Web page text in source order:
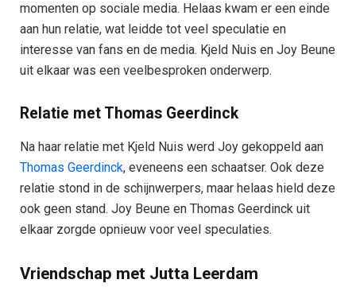
momenten op sociale media. Helaas kwam er een einde
aan hun relatie, wat leidde tot veel speculatie en
interesse van fans en de media. Kjeld Nuis en Joy Beune
uit elkaar was een veelbesproken onderwerp.
Relatie met Thomas Geerdinck
Na haar relatie met Kjeld Nuis werd Joy gekoppeld aan
Thomas Geerdinck, eveneens een schaatser. Ook deze
relatie stond in de schijnwerpers, maar helaas hield deze
ook geen stand. Joy Beune en Thomas Geerdinck uit
elkaar zorgde opnieuw voor veel speculaties.
Vriendschap met Jutta Leerdam